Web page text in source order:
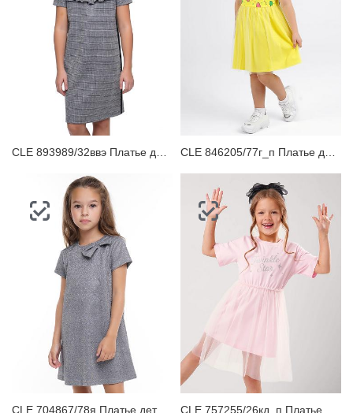
CLE 893989/32ввэ Платье детское CLE 846205/77г_п Платье детское
CLE 704867/78я Платье детское